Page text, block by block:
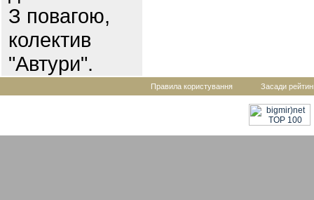
З повагою,
колектив
"Автури".
Правила користування Засади